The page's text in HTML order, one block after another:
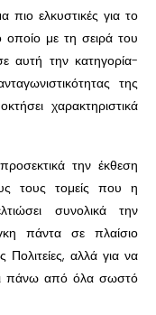
πιο ελκυστικές για το
οποίο με τη σειρά του
αυτή την κατηγορία-
της
χαρακτηριστικά
την έκθεση
τους τομείς που η
συνολικά την
πάντα σε πλαίσιο
αλλά για να
πάνω από όλα σωστό